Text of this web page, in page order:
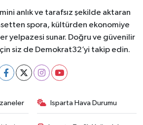
anlık ve tarafsız şekilde aktaran
spora, kültürden ekonomiye
yelpazesi sunar. Doğru ve güvenilir
siz de Demokrat32’yi takip edin.
Isparta Hava Durumu